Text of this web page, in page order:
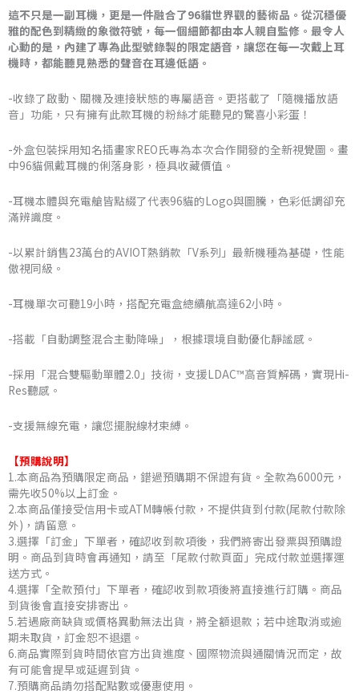
NT$2,880
到
NT$6,000
這不只是一副耳機，更是一件融合了96貓世界觀的藝術品。從沉穩優
雅的配色到精緻的象徵符號，每一個細節都由本人親自監修。最令人
心動的是，內建了專為此型號錄製的限定語音，讓您在每一次戴上耳
機時，都能聽見熟悉的聲音在耳邊低語。
-收錄了啟動、關機及連接狀態的專屬語音。更搭載了「隨機播放語
音」功能，只有擁有此款耳機的粉絲才能聽見的驚喜小彩蛋！
-外盒包裝採用知名插畫家REO氏專為本次合作開發的全新視覺圖。畫
中96貓佩戴耳機的俐落身影，極具收藏價值。
-耳機本體與充電艙皆點綴了代表96貓的Logo與圖騰，色彩低調卻充
滿辨識度。
-以累計銷售23萬台的AVIOT熱銷款「V系列」最新機種為基礎，性能
傲視同級。
-耳機單次可聽19小時，搭配充電盒總續航高達62小時。
-搭載「自動調整混合主動降噪」，根據環境自動優化靜謐感。
-採用「混合雙驅動單體2.0」技術，支援LDAC™高音質解碼，實現Hi-
Res聽感。
-支援無線充電，讓您擺脫線材束縛。
【預購說明】
1.本商品為預購限定商品，錯過預購期不保證有貨。全款為6000元，
需先收50%以上訂金。
2.本商品僅接受信用卡或ATM轉帳付款，不提供貨到付款(尾款付款除
外)，請留意。
3.選擇「訂金」下單者，確認收到款項後，我們將寄出發票與預購證
明。商品到貨時會再通知，請至「尾款付款頁面」完成付款並選擇運
送方式。
4.選擇「全款預付」下單者，確認收到款項後將直接進行訂購。商品
到貨後會直接安排寄出。
5.若遇廠商缺貨或價格異動無法出貨，將全額退款；若中途取消或逾
期未取貨，訂金恕不退還。
6.商品實際到貨時間依官方出貨進度、國際物流與通關情況而定，故
有可能會提早或延遲到貨。
7.預購商品請勿搭配點數或優惠使用。